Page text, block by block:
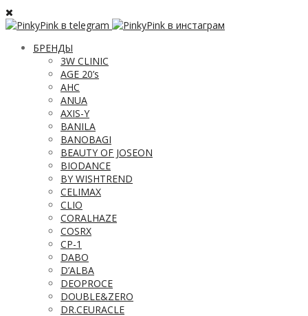
БРЕНДЫ
3W CLINIC
AGE 20’s
AHC
ANUA
AXIS-Y
BANILA
BANOBAGI
BEAUTY OF JOSEON
BIODANCE
BY WISHTREND
CELIMAX
CLIO
CORALHAZE
COSRX
CP-1
DABO
D’ALBA
DEOPROCE
DOUBLE&ZERO
DR.CEURACLE